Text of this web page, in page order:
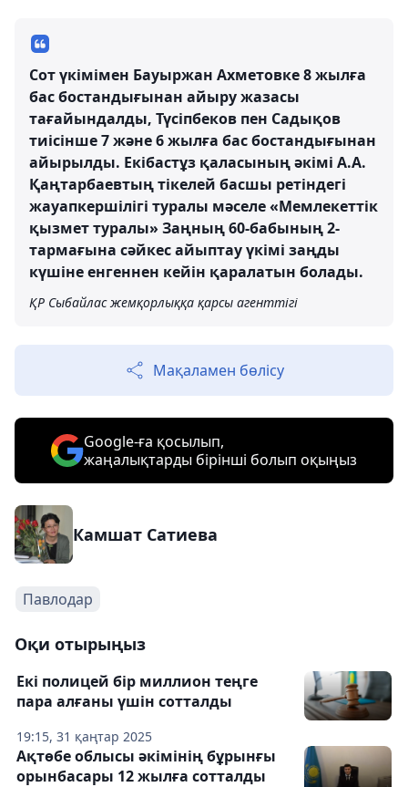
Сот үкімімен Бауыржан Ахметовке 8 жылға
бас бостандығынан айыру жазасы
тағайындалды, Түсіпбеков пен Садықов
тиісінше 7 және 6 жылға бас бостандығынан
айырылды. Екібастұз қаласының әкімі А.А.
Қаңтарбаевтың тікелей басшы ретіндегі
жауапкершілігі туралы мәселе «Мемлекеттік
қызмет туралы» Заңның 60-бабының 2-
тармағына сәйкес айыптау үкімі заңды
күшіне енгеннен кейін қаралатын болады.
ҚР Сыбайлас жемқорлыққа қарсы агенттігі
Мақаламен бөлісу
Google-ға қосылып,
жаңалықтарды бірінші болып оқыңыз
Камшат Сатиева
Павлодар
Оқи отырыңыз
19:15, 31 қаңтар 2025
Екі полицей бір миллион теңге
пара алғаны үшін сотталды
Ақтөбе облысы әкімінің бұрынғы
орынбасары 12 жылға сотталды